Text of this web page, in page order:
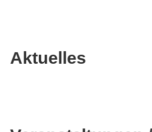
Aktuelles